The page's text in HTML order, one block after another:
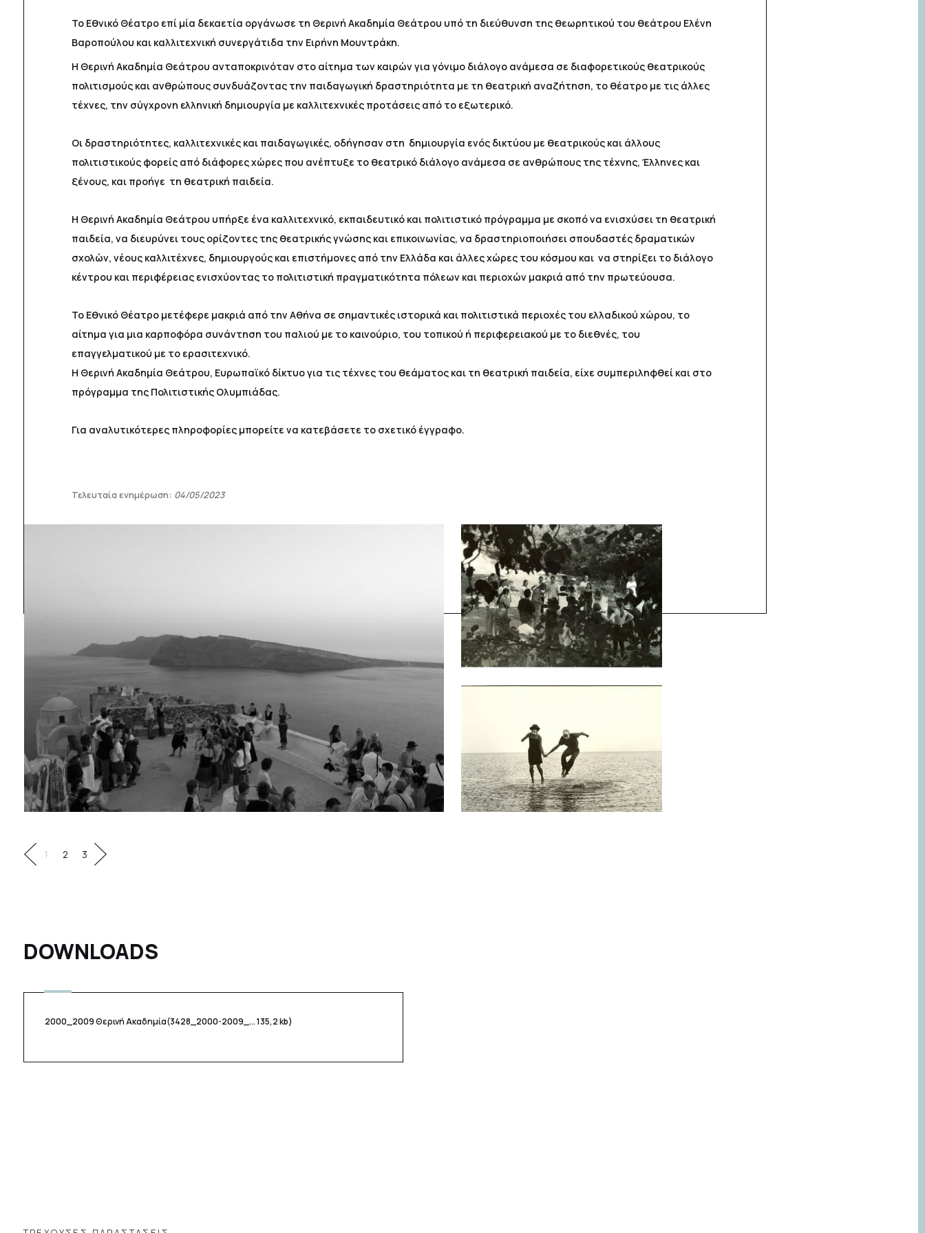
Το Εθνικό Θέατρο επί μία δεκαετία οργάνωσε τη Θερινή Ακαδημία Θεάτρου υπό τη διεύθυνση της θεωρητικού του θεάτρου Ελένη
Βαροπούλου και καλλιτεχνική συνεργάτιδα την Ειρήνη Μουντράκη.
Η Θερινή Ακαδημία Θεάτρου ανταποκρινόταν στο αίτημα των καιρών για γόνιμο διάλογο ανάμεσα σε διαφορετικούς θεατρικούς
πολιτισμούς και ανθρώπους συνδυάζοντας την παιδαγωγική δραστηριότητα με τη θεατρική αναζήτηση, το θέατρο με τις άλλες
τέχνες, την σύγχρονη ελληνική δημιουργία με καλλιτεχνικές προτάσεις από το εξωτερικό.
Οι δραστηριότητες, καλλιτεχνικές και παιδαγωγικές, οδήγησαν στη δημιουργία ενός δικτύου με θεατρικούς και άλλους
πολιτιστικούς φορείς από διάφορες χώρες που ανέπτυξε το θεατρικό διάλογο ανάμεσα σε ανθρώπους της τέχνης, Έλληνες και
ξένους, και προήγε τη θεατρική παιδεία.
Η Θερινή Ακαδημία Θεάτρου υπήρξε ένα καλλιτεχνικό, εκπαιδευτικό και πολιτιστικό πρόγραμμα με σκοπό να ενισχύσει τη θεατρική
παιδεία, να διευρύνει τους ορίζοντες της θεατρικής γνώσης και επικοινωνίας, να δραστηριοποιήσει σπουδαστές δραματικών
σχολών, νέους καλλιτέχνες, δημιουργούς και επιστήμονες από την Ελλάδα και άλλες χώρες του κόσμου και να στηρίξει το διάλογο
κέντρου και περιφέρειας ενισχύοντας το πολιτιστική πραγματικότητα πόλεων και περιοχών μακριά από την πρωτεύουσα.
Το Εθνικό Θέατρο μετέφερε μακριά από την Αθήνα σε σημαντικές ιστορικά και πολιτιστικά περιοχές του ελλαδικού χώρου, το
αίτημα για μια καρποφόρα συνάντηση του παλιού με το καινούριο, του τοπικού ή περιφερειακού με το διεθνές, του
επαγγελματικού με το ερασιτεχνικό.
Η Θερινή Ακαδημία Θεάτρου, Ευρωπαϊκό δίκτυο για τις τέχνες του θεάματος και τη θεατρική παιδεία, είχε συμπεριληφθεί και στο
πρόγραμμα της Πολιτιστικής Ολυμπιάδας.
Για αναλυτικότερες πληροφορίες μπορείτε να κατεβάσετε το σχετικό έγγραφο.
Τελευταία ενημέρωση: 04/05/2023
1
1 2 3
DOWNLOADS
2000_2009 Θερινή Ακαδημία(3428_2000-2009_... 135,2 kb)